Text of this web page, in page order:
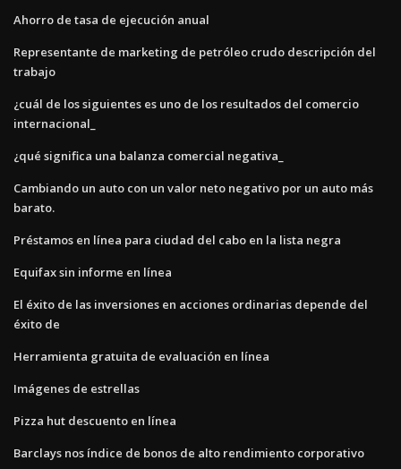
Ahorro de tasa de ejecución anual
Representante de marketing de petróleo crudo descripción del
trabajo
¿cuál de los siguientes es uno de los resultados del comercio
internacional_
¿qué significa una balanza comercial negativa_
Cambiando un auto con un valor neto negativo por un auto más
barato.
Préstamos en línea para ciudad del cabo en la lista negra
Equifax sin informe en línea
El éxito de las inversiones en acciones ordinarias depende del
éxito de
Herramienta gratuita de evaluación en línea
Imágenes de estrellas
Pizza hut descuento en línea
Barclays nos índice de bonos de alto rendimiento corporativo